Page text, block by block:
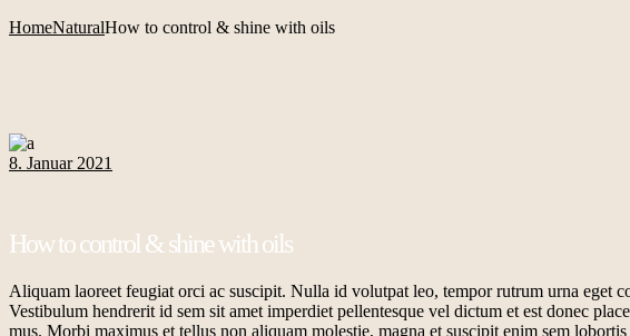
HomeNaturalHow to control & shine with oils
8. Januar 2021
How to control & shine with oils
Aliquam laoreet feugiat orci ac suscipit. Nulla id volutpat leo, tempor rutrum urna eget
Vestibulum hendrerit id sem sit amet imperdiet pellentesque vel dictum et est donec
mus. Morbi maximus et tellus non aliquam molestie, magna et suscipit enim sem